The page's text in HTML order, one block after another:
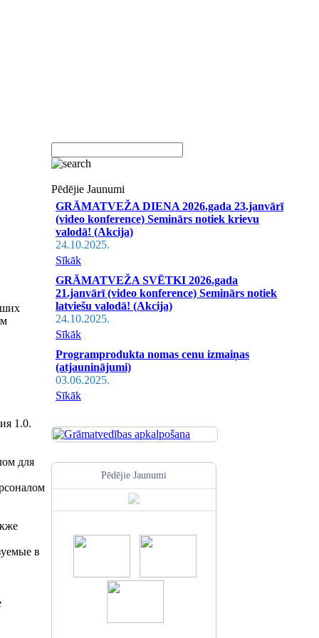
1.0.
для
в
Pēdējie Jaunumi
GRĀMATVEŽA DIENA 2026.gada 23.janvārī
(video konference) Seminārs notiek krievu
valodā! (Akcija)
24.10.2025.
Sīkāk
GRĀMATVEŽA SVĒTKI 2026.gada
21.janvārī (video konference) Seminārs notiek
latviešu valodā! (Akcija)
24.10.2025.
Sīkāk
Programprodukta nomas cenu izmaiņas
(atjauninājumi)
03.06.2025.
Sīkāk
Pēdējie Jaunumi